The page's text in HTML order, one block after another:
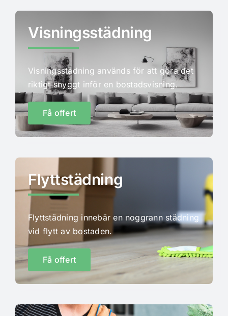
Visningsstädning
Visningsstädning används för att göra det
riktigt snyggt inför en bostadsvisning.
Få offert
Flyttstädning
Flyttstädning innebär en noggrann städning
vid flytt av bostaden.
Få offert